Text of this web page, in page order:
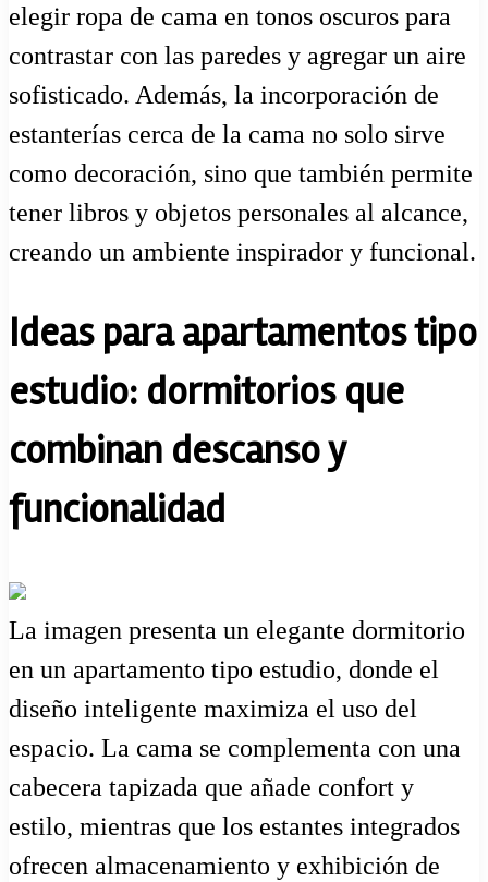
elegir ropa de cama en tonos oscuros para
contrastar con las paredes y agregar un aire
sofisticado. Además, la incorporación de
estanterías cerca de la cama no solo sirve
como decoración, sino que también permite
tener libros y objetos personales al alcance,
creando un ambiente inspirador y funcional.
Ideas para apartamentos tipo
estudio: dormitorios que
combinan descanso y
funcionalidad
La imagen presenta un elegante dormitorio
en un apartamento tipo estudio, donde el
diseño inteligente maximiza el uso del
espacio. La cama se complementa con una
cabecera tapizada que añade confort y
estilo, mientras que los estantes integrados
ofrecen almacenamiento y exhibición de